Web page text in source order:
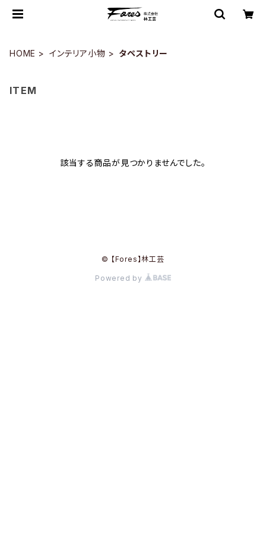
HOME インテリア小物 タペストリー
ITEM
該当する商品が見つかりませんでした。
© 【Fores】林工芸
Powered by